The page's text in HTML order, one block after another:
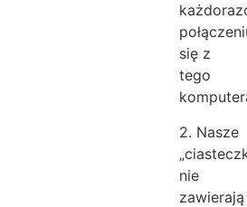
się z
tego
2. Nasze
nie
zawierają